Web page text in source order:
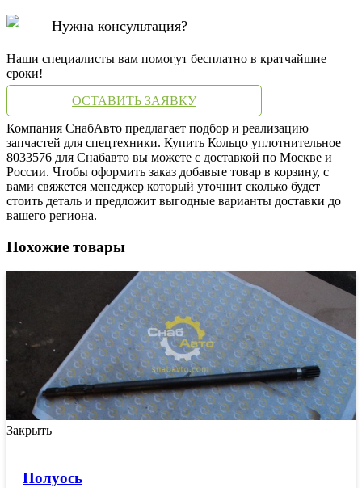
Нужна консультация?
Наши специалисты вам помогут бесплатно в кратчайшие
сроки!
ОСТАВИТЬ ЗАЯВКУ
Компания СнабАвто предлагает подбор и реализацию
запчастей для спецтехники. Купить Кольцо уплотнительное
8033576 для Снабавто вы можете с доставкой по Москве и
России. Чтобы оформить заказ добавьте товар в корзину, с
вами свяжется менеджер который уточнит сколько будет
стоить деталь и предложит выгодные варианты доставки до
вашего региона.
Похожие товары
Закрыть
Полуось